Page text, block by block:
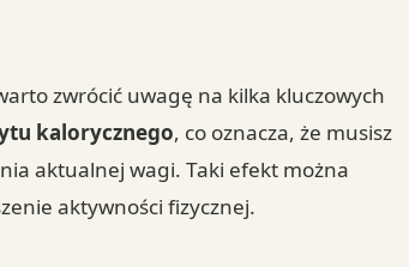
zwrócić uwagę na kilka kluczowych
kalorycznego, co oznacza, że musisz
aktualnej wagi. Taki efekt można
aktywności fizycznej.